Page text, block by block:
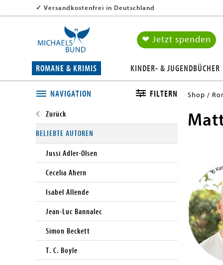
✓ Versandkostenfrei in Deutschland
❤ Jetzt spenden
ROMANE & KRIMIS KINDER- & JUGENDBÜCHER
NAVIGATION FILTERN
Close submenu
BELIEBTE AUTOREN
Jussi Adler-Olsen
Cecelia Ahern
Isabel Allende
Jean-Luc Bannalec
Simon Beckett
T. C. Boyle
Shop